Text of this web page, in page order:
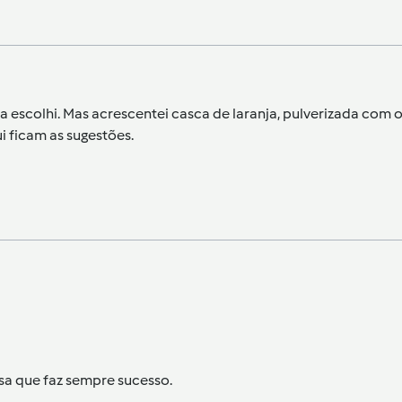
escolhi. Mas acrescentei casca de laranja, pulverizada com
ficam as sugestões.
que faz sempre sucesso.